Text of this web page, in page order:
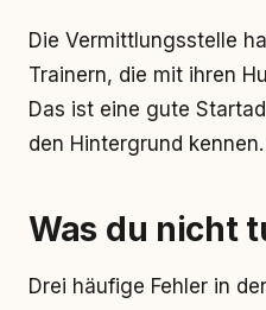
Die Vermittlungsstelle
Trainern, die mit ihren
Das ist eine gute
den Hintergrund kennen.
Was du nicht
Drei häufige Fehler in